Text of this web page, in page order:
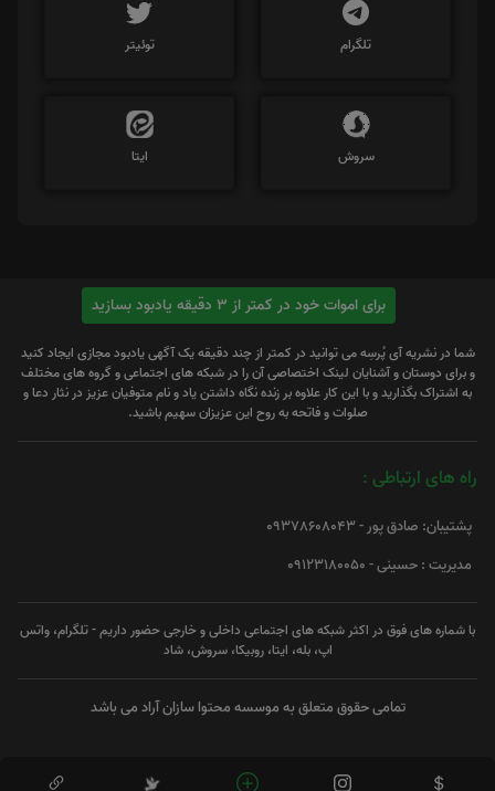
تلگرام توئیتر
سروش ایتا
برای اموات خود در کمتر از 3 دقیقه یادبود بسازید
شما در نشریه آی پُرسِه می توانید در کمتر از چند دقیقه یک آگهی یادبود مجازی ایجاد کنید
و برای دوستان و آشنایان لینک اختصاصی آن را در شبکه های اجتماعی و گروه های مختلف
به اشتراک بگذارید و با این کار علاوه بر زنده نگاه داشتن یاد و نام متوفیان عزیز در نثار دعا و
صلوات و فاتحه به روح این عزیزان سهیم باشید.
راه های ارتباطی :
پشتیبان: صادق پور - 09378608043
مدیریت : حسینی - 09123180050
با شماره های فوق در اکثر شبکه های اجتماعی داخلی و خارجی حضور داریم - تلگرام، واتس
اپ، بله، ایتا، روبیکا، سروش، شاد
تمامی حقوق متعلق به موسسه محتوا سازان آراد می باشد